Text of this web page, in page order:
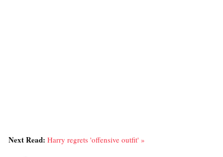
Next Read: Harry regrets 'offensive outfit' »